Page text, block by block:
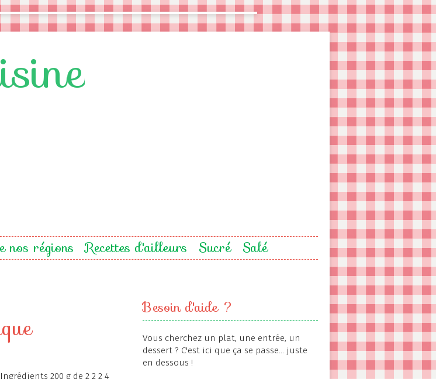
nos régions Recettes d'ailleurs Sucré Salé
200 g de 2 2 2 4
Besoin d'aide ?
Vous cherchez un plat, une entrée, un
dessert ? C'est ici que ça se passe... juste
en dessous !